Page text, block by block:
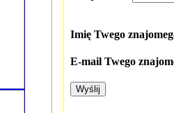
Imię Twego
E-mail Twego